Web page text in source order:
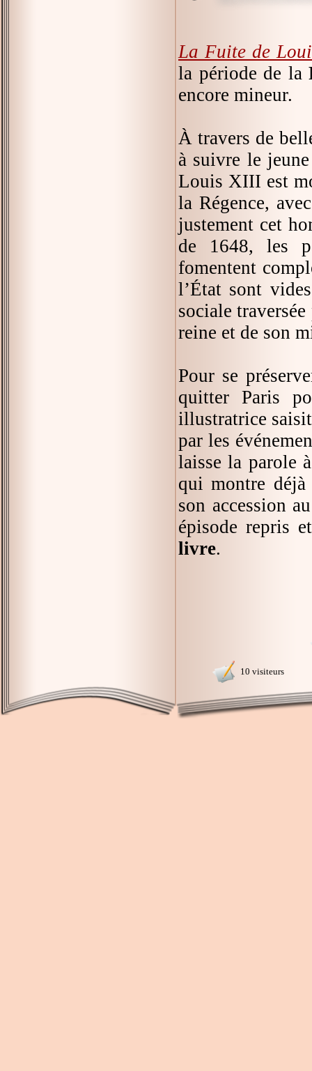
La Fuite de
la période de la
encore mineur.
À travers de
à suivre le
Louis XIII est
la Régence,
justement cet
de 1648, les
fomentent
l’État sont
sociale
reine et de son
Pour se
quitter Paris
illustratrice
par les
laisse la parole
qui montre déjà
son accession
épisode repris
livre.
10 visiteurs